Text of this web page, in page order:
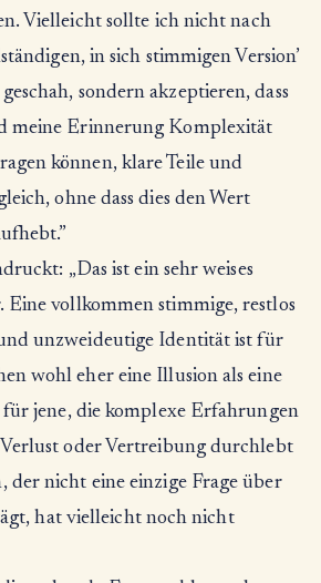
Vielleicht sollte ich nicht nach
in sich stimmigen Version’
sondern akzeptieren, dass
meine Erinnerung Komplexität
können, klare Teile und
ohne dass dies den Wert
„Das ist ein sehr weises
Eine vollkommen stimmige, restlos
unzweideutige Identität ist für
wohl eher eine Illusion als eine
für jene, die komplexe Erfahrungen
oder Vertreibung durchlebt
der nicht eine einzige Frage über
hat vielleicht noch nicht